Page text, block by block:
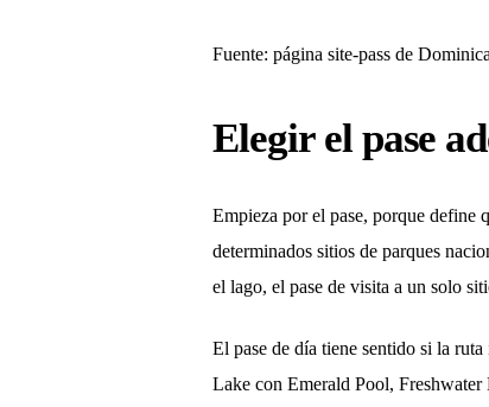
Fuente: página site-pass de
Elegir el pase
Empieza por el pase, porque define
determinados sitios de parques
el lago, el pase de visita a un solo
El pase de día tiene sentido si la
Lake con Emerald Pool,